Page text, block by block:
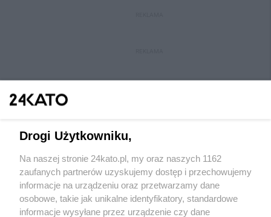
Wydawca mediów lokalnych
Drogi Użytkowniku,
Na naszej stronie 24kato.pl, my oraz naszych 1162
zaufanych partnerów uzyskujemy dostęp i przechowujemy
informacje na urządzeniu oraz przetwarzamy dane
osobowe, takie jak unikalne identyfikatory, standardowe
informacje wysyłane przez urządzenie czy dane